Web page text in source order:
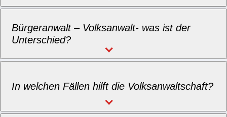
Bürgeranwalt – Volksanwalt- was ist der
Unterschied?
In welchen Fällen hilft die Volksanwaltschaft?